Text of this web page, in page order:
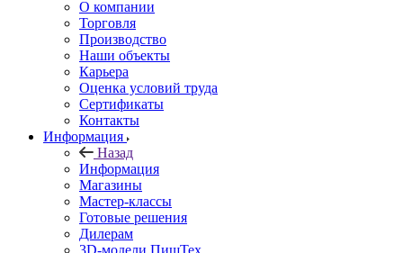
О компании
Торговля
Производство
Наши объекты
Карьера
Оценка условий труда
Сертификаты
Контакты
Информация
Назад
Информация
Магазины
Мастер-классы
Готовые решения
Дилерам
3D-модели ПищТех